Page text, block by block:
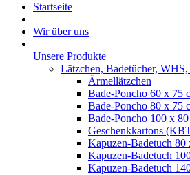
Startseite
|
Wir über uns
|
Unsere Produkte
Lätzchen, Badetücher, WHS,
Ärmellätzchen
Bade-Poncho 60 x 75
Bade-Poncho 80 x 75
Bade-Poncho 100 x
Geschenkkartons
Kapuzen-Badetuch 80
Kapuzen-Badetuch
Kapuzen-Badetuch